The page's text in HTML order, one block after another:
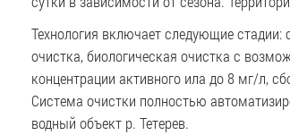
Технология включает следующие стадии:
очистка, биологическая очистка с
концентрации активного ила до 8 мг/л,
Система очистки полностью
водный объект р. Тетерев.